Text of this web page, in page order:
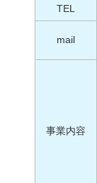
TEL
mail
事業内容